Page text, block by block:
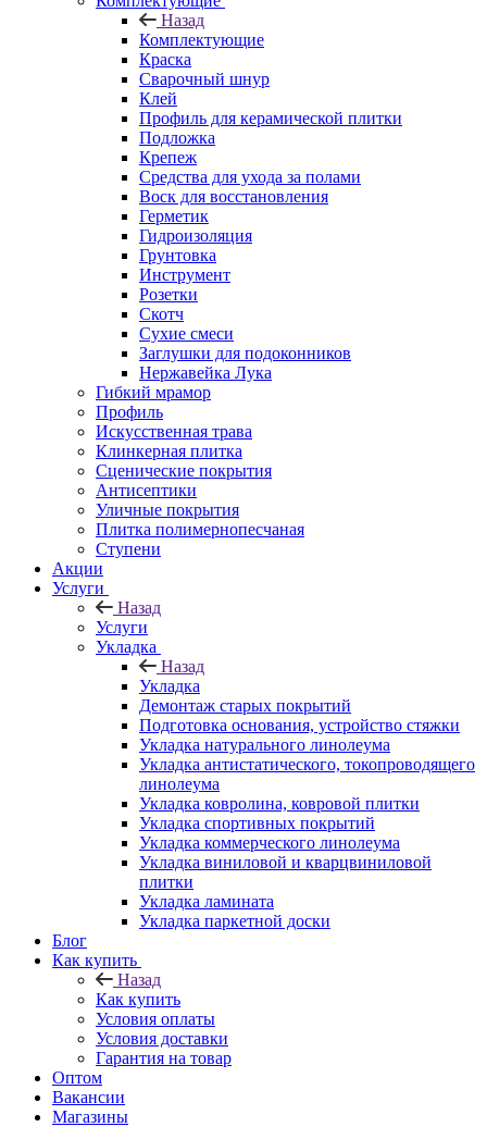
Назад
Комплектующие
Краска
Сварочный шнур
Клей
Профиль для керамической плитки
Подложка
Крепеж
Средства для ухода за полами
Воск для восстановления
Герметик
Гидроизоляция
Грунтовка
Инструмент
Розетки
Скотч
Сухие смеси
Заглушки для подоконников
Нержавейка Лука
Гибкий мрамор
Профиль
Искусственная трава
Клинкерная плитка
Сценические покрытия
Антисептики
Уличные покрытия
Плитка полимернопесчаная
Ступени
Акции
Услуги
Назад
Услуги
Укладка
Назад
Укладка
Демонтаж старых покрытий
Подготовка основания, устройство стяжки
Укладка натурального линолеума
Укладка антистатического, токопроводящего
линолеума
Укладка ковролина, ковровой плитки
Укладка спортивных покрытий
Укладка коммерческого линолеума
Укладка виниловой и кварцвиниловой
плитки
Укладка ламината
Укладка паркетной доски
Блог
Как купить
Назад
Как купить
Условия оплаты
Условия доставки
Гарантия на товар
Оптом
Вакансии
Магазины